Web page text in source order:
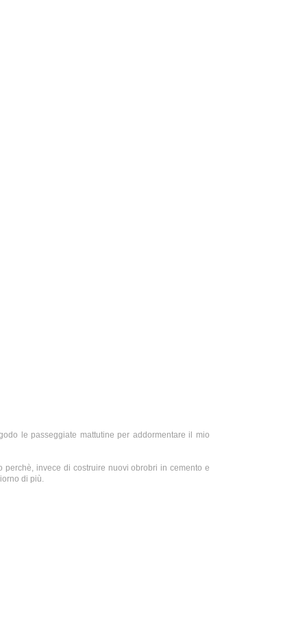
le passeggiate mattutine per addormentare il mio
invece di costruire nuovi obrobri in cemento e
di più.